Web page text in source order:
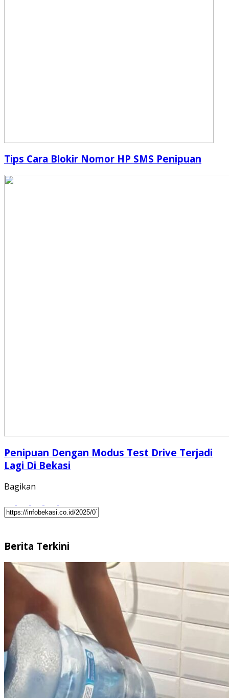
Tips Cara Blokir Nomor HP SMS Penipuan
Penipuan Dengan Modus Test Drive Terjadi
Lagi Di Bekasi
Bagikan
Berita Terkini